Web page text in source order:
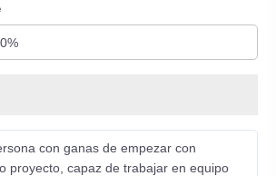
con ganas de empezar con
proyecto, capaz de trabajar en equipo